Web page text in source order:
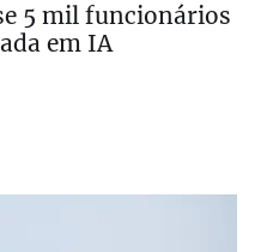
5 mil funcionários
em IA